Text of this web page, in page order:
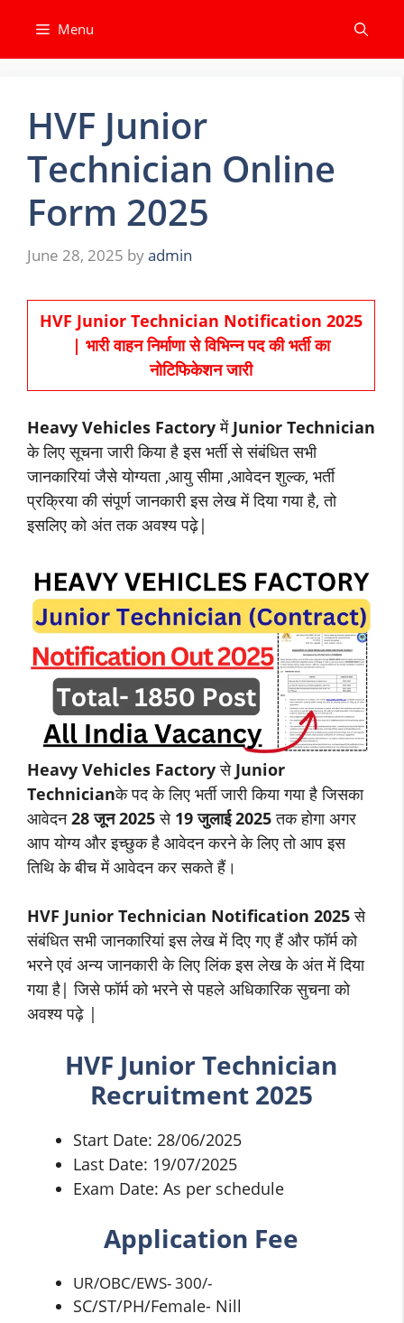
content
Menu
HVF Junior
Technician Online
Form 2025
June 28, 2025 byadmin
HVF Junior Technician Notification 2025
| भारी वाहन निर्माणा से विभिन्न पद की भर्ती का
नोटिफिकेशन जारी
Heavy Vehicles Factoryमें Junior Technician
के लिए सूचना जारी किया है इस भर्ती से संबंधित सभी
जानकारियां जैसे योग्यता ,आयु सीमा ,आवेदन शुल्क, भर्ती
प्रक्रिया की संपूर्ण जानकारी इस लेख में दिया गया है, तो
इसलिए को अंत तक अवश्य पढ़े|
Heavy Vehicles Factoryसे Junior
Technicianके पद के लिए भर्ती जारी किया गया है जिसका
आवेदन28जून2025से19जुलाई2025तक होगा अगर
आप योग्य और इच्छुक है आवेदन करने के लिए तो आप इस
तिथि के बीच में आवेदन कर सकते हैं।
HVF Junior Technician Notification 2025 से
संबंधित सभी जानकारियां इस लेख में दिए गए हैं और फॉर्म को
भरने एवं अन्य जानकारी के लिए लिंक इस लेख के अंत में दिया
गया है| जिसे फॉर्म को भरने से पहले अधिकारिक सुचना को
अवश्य पढ़े |
HVF Junior Technician
Recruitment 2025
Start Date: 28/06/2025
Last Date: 19/07/2025
Exam Date: As per schedule
Application Fee
UR/OBC/EWS- 300/-
SC/ST/PH/Female- Nill